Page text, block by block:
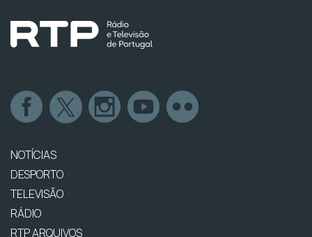
NOTÍCIAS
DESPORTO
TELEVISÃO
RÁDIO
RTP ARQUIVOS